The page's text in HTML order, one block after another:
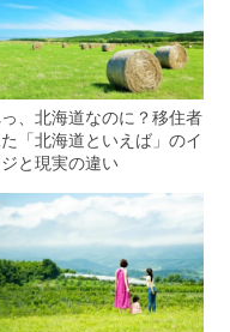
、北海道なのに？移住者
「北海道といえば」のイ
ジと現実の違い